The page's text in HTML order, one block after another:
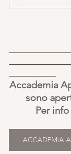
Accademia
sono
Per
ACCADEMIA